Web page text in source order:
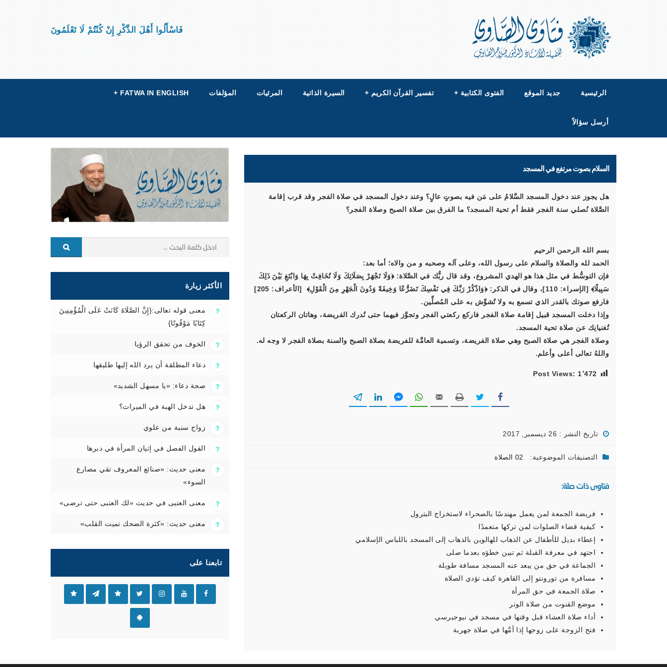
فَاسْأَلُوا أَهْلَ الذِّكْرِ إِنْ كُنْتُمْ لَا تَعْلَمُونَ
الرئيسية جديد الموقع الفتوى الكتابية + تفسير القرآن الكريم + السيرة الذاتية المرئيات المؤلفات FATWA IN ENGLISH
+
أرسل سؤالاً
السلام بصوت مرتفع في المسجد
هل يجوز عند دخول المسجد السَّلامُ على مَن فيه بصوتٍ عالٍ؟ وعند دخول المسجد في صلاة الفجر وقد قرب إقامة
الصَّلاة نُصلي سنة الفجر فقط أم تحية المسجد؟ ما الفرق بين صلاة الصبح وصلاة الفجر؟
بسم الله الرحمن الرحيم
الحمد لله والصلاة والسلام على رسول الله، وعلى آله وصحبه و من والاه؛ أما بعد:
فإن التوسُّط في مثل هذا هو الهدي المشروع، وقد قال ربُّك في الصَّلاة:﴿وَلَا تَجْهَرْ بِصَلَاتِكَ وَلَا تُخَافِتْ بِهَا وَابْتَغِ بَيْنَ ذَلِكَ
سَبِيلًا﴾ [الإسراء: 110]، وقال في الذكر: ﴿وَاذْكُرْ رَبَّكَ فِي نَفْسِكَ تَضَرُّعًا وَخِيفَةً وَدُونَ الْجَهْرِ مِنَ الْقَوْلِ﴾
[الأعراف: 205]
فارفع صوتك بالقدر الذي تسمع به ولا تُشوِّش به على المُصلِّين.
وإذا دخلت المسجد قبيل إقامة صلاة الفجر فاركع ركعتي الفجر وتجوَّز فيهما حتى تُدرك الفريضة، وهاتان الركعتان
تُغنيانِك عن صلاة تحية المسجد.
وصلاة الفجر هي صلاة الصبح وهي صلاة الفريضة، وتسمية العامَّة للفريضة بصلاة الصبح والسنة بصلاة الفجر لا وجه له.
واللهُ تعالى أعلى وأعلم.
Post Views: 1٬472
تاريخ النشر : 26 ديسمبر, 2017
التصنيفات الموضوعية: 02 الصلاة
فتاوى ذات صلة:
فريضة الجمعة لمن يعمل مهندسًا بالصحراء لاستخراج البترول
كيفية قضاء الصلوات لمن تركها متعمدًا
إعطاء بديل للأطفال عن الذهاب للهالوين بالذهاب إلى المسجد باللباس الإسلامي
اجتهد في معرفة القبلة ثم تبين خطؤه بعدما صلى
الجماعة في حق من يبعد عنه المسجد مسافة طويلة
مسافرة من تورونتو إلى القاهرة كيف تؤدي الصلاة
صلاة الجمعة في حق المرأة
موضع القنوت من صلاة الوتر
أداء صلاة العشاء قبل وقتها في مسجد في نيوجيرسي
فتح الزوجة على زوجها إذا أمَّها في صلاة جهرية
الأكثر زيارة
معنى قوله تعالى:{إِنَّ الصَّلَاةَ كَانَتْ عَلَى الْمُؤْمِنِينَ
كِتَابًا مَوْقُوتًا}
الخوف من تحقق الرؤيا
دعاء المطلقة أن يرد الله إليها طليقها
صحة دعاء: «يا مسهل الشديد»
هل تدخل الهبة في الميراث؟
زواج سنية من علوي
القول الفصل في إتيان المرأة في دبرها
معنى حديث: «صنائع المعروف تقي مصارع
السوء»
معنى العتبى في حديث «لك العتبى حتى ترضى»
معنى حديث: «كثرة الضحك تميت القلب»
تابعنا على